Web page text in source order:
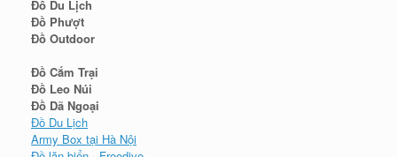
Đồ Du Lịch
Đồ Phượt
Đồ Outdoor
Đồ Cắm Trại
Đồ Leo Núi
Đồ Dã Ngoại
Đồ Du Lịch
Army Box tại Hà Nội